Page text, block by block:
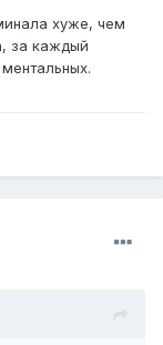
хуже, чем
за каждый